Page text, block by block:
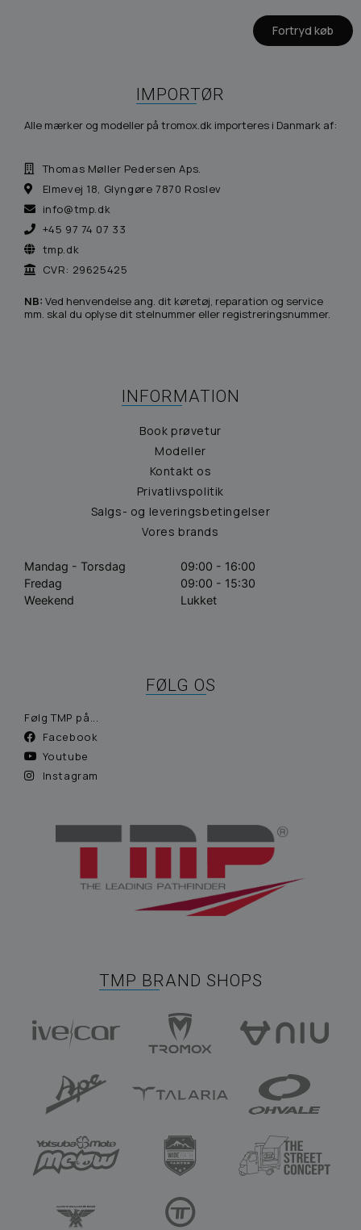
Fortryd køb
IMPORTØR
Alle mærker og modeller på tromox.dk importeres i Danmark af:
Thomas Møller Pedersen Aps.
Elmevej 18, Glyngøre 7870 Roslev
info@tmp.dk
+45 97 74 07 33
tmp.dk
CVR: 29625425
NB: Ved henvendelse ang. dit køretøj, reparation og service
mm. skal du oplyse dit stelnummer eller registreringsnummer.
INFORMATION
Book prøvetur
Modeller
Kontakt os
Privatlivspolitik
Salgs- og leveringsbetingelser
Vores brands
Mandag - Torsdag
09:00 - 16:00
Fredag
09:00 - 15:30
Weekend
Lukket
FØLG OS
Følg TMP på...
Facebook
Youtube
Instagram
TMP BRAND SHOPS